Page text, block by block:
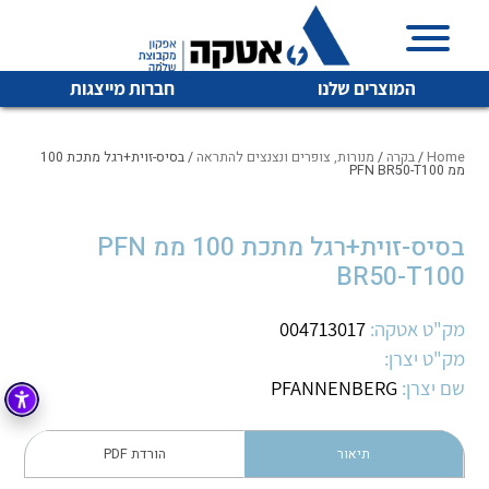
המוצרים שלנו חברות מייצגות
איכות | שרות | זמינות
אטקה בע”מ היא החברה הגדולה והמובילה בישראל בשיווק
מיתוג, בקרה , ואינסטלציה חשמלית ופעילה ב7 תחומים:
חשמל
קופסאות וארונות לחשמל, בקרה ואלקטרוניקה
לכל מוצרי היצרן לכל מוצרי היצרן
לכל מוצרי היצרן לכל מוצרי היצרן
Home
/בקרה / מנורות, צופרים ונצנצים להתראה / בסיס-זוית+רגל מתכת 100
ממ PFN BR50-T100
בסיס-זוית+רגל מתכת 100 ממ PFN
BR50-T100
מק"ט אטקה: 004713017
מק"ט יצרן:
שם יצרן: PFANNENBERG
תיאור הורדת PDF